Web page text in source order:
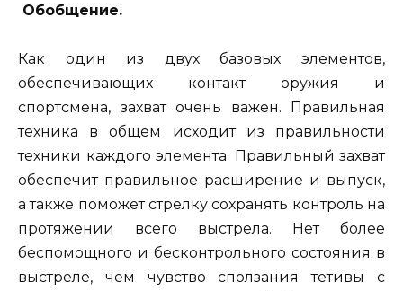
Обобщение.
Как один из двух базовых элементов,
обеспечивающих контакт оружия и
спортсмена, захват очень важен. Правильная
техника в общем исходит из правильности
техники каждого элемента. Правильный захват
обеспечит правильное расширение и выпуск,
а также поможет стрелку сохранять контроль на
протяжении всего выстрела. Нет более
беспомощного и бесконтрольного состояния в
выстреле, чем чувство сползания тетивы с